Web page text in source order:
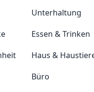
Unterhaltung
Essen & Trinken
Haus &
Büro
durch Abstimmen,
Sie Geld